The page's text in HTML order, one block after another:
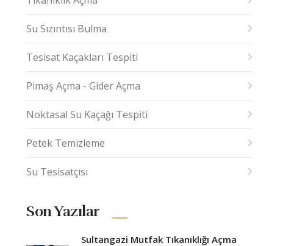
Su Sızıntısı Bulma
Tesisat Kaçakları Tespiti
Pimaş Açma - Gider Açma
Noktasal Su Kaçağı Tespiti
Petek Temizleme
Su Tesisatçısı
Son Yazılar
Sultangazi Mutfak Tıkanıklığı Açma